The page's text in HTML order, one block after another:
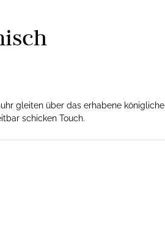
gleiten über das erhabene königliche
schicken Touch.